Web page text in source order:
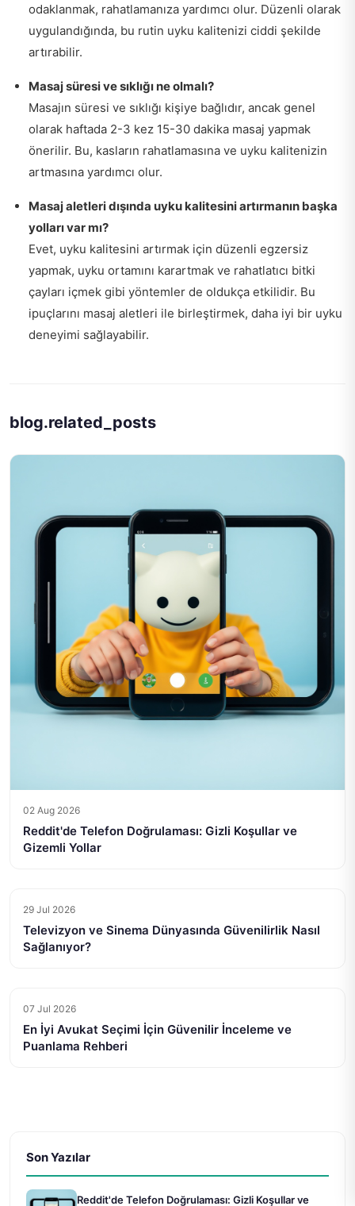
odaklanmak, rahatlamanıza yardımcı olur. Düzenli olarak
uygulandığında, bu rutin uyku kalitenizi ciddi şekilde
artırabilir.
Masaj süresi ve sıklığı ne olmalı?
Masajın süresi ve sıklığı kişiye bağlıdır, ancak genel
olarak haftada 2-3 kez 15-30 dakika masaj yapmak
önerilir. Bu, kasların rahatlamasına ve uyku kalitenizin
artmasına yardımcı olur.
Masaj aletleri dışında uyku kalitesini artırmanın başka
yolları var mı?
Evet, uyku kalitesini artırmak için düzenli egzersiz
yapmak, uyku ortamını karartmak ve rahatlatıcı bitki
çayları içmek gibi yöntemler de oldukça etkilidir. Bu
ipuçlarını masaj aletleri ile birleştirmek, daha iyi bir uyku
deneyimi sağlayabilir.
blog.related_posts
02 Aug 2026
Reddit'de Telefon Doğrulaması: Gizli Koşullar ve
Gizemli Yollar
29 Jul 2026
Televizyon ve Sinema Dünyasında Güvenilirlik Nasıl
Sağlanıyor?
07 Jul 2026
En İyi Avukat Seçimi İçin Güvenilir İnceleme ve
Puanlama Rehberi
Son Yazılar
Reddit'de Telefon Doğrulaması: Gizli Koşullar ve